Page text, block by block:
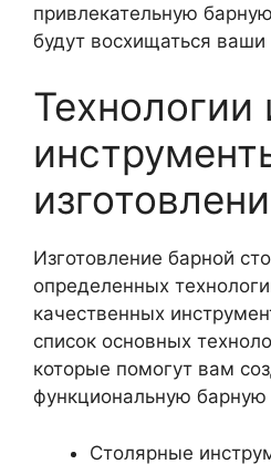
привлекательную
будут восхищаться ваши
Технологии
Изготовление барной
определенных
качественных
список основных
которые помогут вам
функциональную барную
Столярные